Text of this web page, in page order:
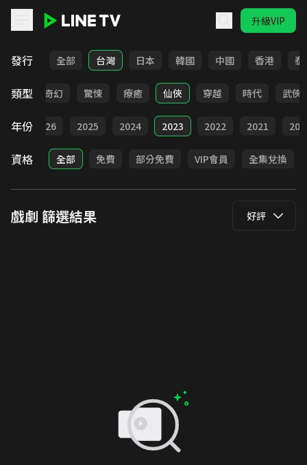
升級VIP
發行 全部 台灣 日本 韓國 中國 香港 泰
類型
BL 奇幻 驚悚 療癒 仙俠 穿越 時代 武俠
年份
部 2026 2025 2024 2023 2022 2021
資格 全部 免費 部分免費 VIP會員 全集兌換
戲劇 篩選結果 好評